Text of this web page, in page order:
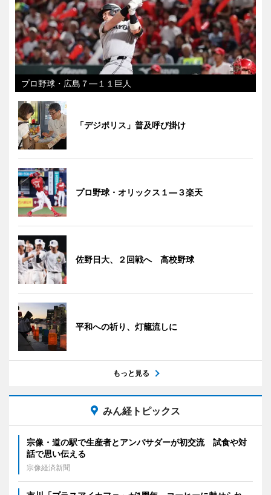
プロ野球・広島７―１１巨人
「デジポリス」普及呼び掛け
プロ野球・オリックス１―３楽天
佐野日大、２回戦へ 高校野球
平和への祈り、灯籠流しに
もっと見る
みん経トピックス
宗像・道の駅で生産者とアンバサダーが初交流 試食や対
話で思い伝える
宗像経済新聞